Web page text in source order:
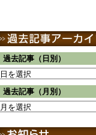
過去記事（日別）
過去記事（月別）